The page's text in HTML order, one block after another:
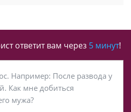
ответит вам через 5 минут!